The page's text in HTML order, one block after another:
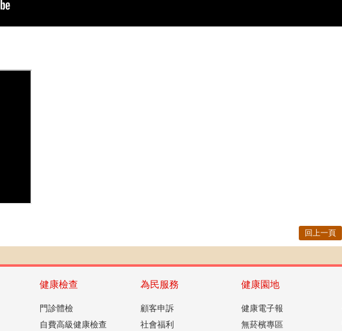
回上一頁
健康檢查
門診體檢
自費高級健康檢查
為民服務
顧客申訴
社會福利
健康園地
健康電子報
無菸檳專區